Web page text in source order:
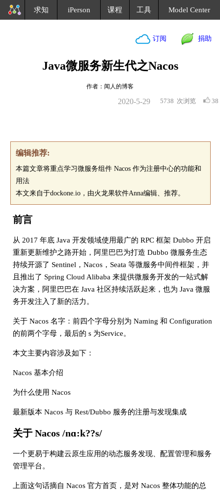
求知 iPerson 课程 工具 Model Center
订阅 捐助
Java微服务新生代之Nacos
作者：闻人的博客
5738 次浏览 38
2020-5-29
编辑推荐:
本篇文章将重点学习微服务组件 Nacos 作为注册中心的功能和
用法
本文来自于dockone.io，由火龙果软件Anna编辑、推荐。
前言
从 2017 年底 Java 开发领域使用最广的 RPC 框架 Dubbo 开启
重新更新维护之路开始，阿里巴巴为打造 Dubbo 微服务生态
持续开源了 Sentinel，Nacos，Seata 等微服务中间件框架，并
且推出了 Spring Cloud Alibaba 来提供微服务开发的一站式解
决方案，阿里巴巴在 Java 社区持续活跃起来，也为 Java 微服
务开发注入了新的活力。
关于 Nacos 名字：前四个字母分别为 Naming 和 Configuration
的前两个字母，最后的 s 为Service。
本文主要内容涉及如下：
Nacos 基本介绍
为什么使用 Nacos
最新版本 Nacos 与 Rest/Dubbo 服务的注册与发现集成
关于 Nacos /nɑ:k??s/
一个更易于构建云原生应用的动态服务发现、配置管理和服务
管理平台。
上面这句话摘自 Nacos 官方首页，是对 Nacos 整体功能的总